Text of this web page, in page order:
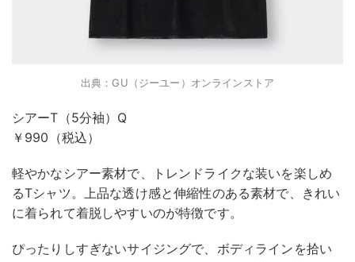
出典：GU（ジーユー）オンラインストア
シアーT（5分袖）Q
￥990（税込）
軽やかなシアー素材で、トレンドライクな装いを楽しめ
るTシャツ。上品な透け感と伸縮性のある素材で、きれい
に着られて着脱しやすいのが特徴です。
ぴったりしすぎないサイジングで、ボディラインを拾い